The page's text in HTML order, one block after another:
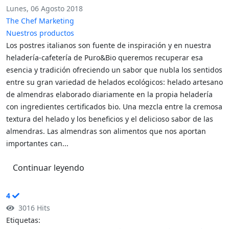
Lunes, 06 Agosto 2018
The Chef Marketing
Nuestros productos
Los postres italianos son fuente de inspiración y en nuestra
heladería-cafetería de Puro&Bio queremos recuperar esa
esencia y tradición ofreciendo un sabor que nubla los sentidos
entre su gran variedad de helados ecológicos: helado artesano
de almendras elaborado diariamente en la propia heladería
con ingredientes certificados bio. Una mezcla entre la cremosa
textura del helado y los beneficios y el delicioso sabor de las
almendras. Las almendras son alimentos que nos aportan
importantes can...
Continuar leyendo
4
3016 Hits
Etiquetas: